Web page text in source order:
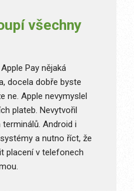
všechny
Pay nějaká
docela dobře byste
ne. Apple nevymyslel
plateb. Nevytvořil
Android i
a nutno říct, že
placení v telefonech